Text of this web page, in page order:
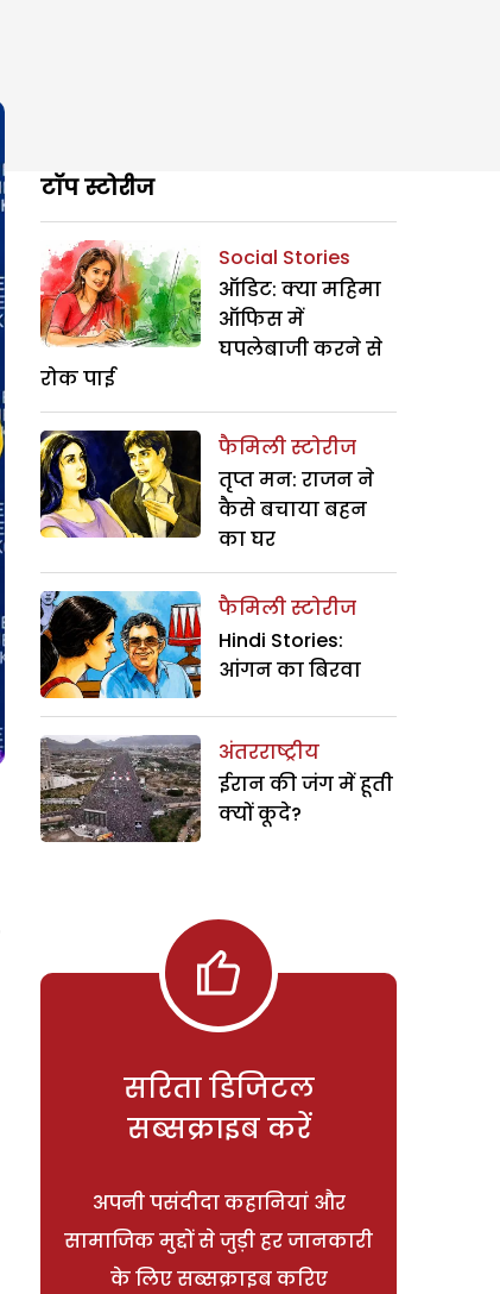
टॉप स्टोरीज
Social Stories
ऑडिट: क्या महिमा
ऑफिस में
घपलेबाजी करने से
रोक पाई
फैमिली स्टोरीज
तृप्त मन: राजन ने
कैसे बचाया बहन
का घर
फैमिली स्टोरीज
Hindi Stories:
आंगन का बिरवा
अंतरराष्ट्रीय
ईरान की जंग में हूती
क्यों कूदे?
सरिता डिजिटल
सब्सक्राइब करें
अपनी पसंदीदा कहानियां और
सामाजिक मुद्दों से जुड़ी हर जानकारी
के लिए सब्सक्राइब करिए